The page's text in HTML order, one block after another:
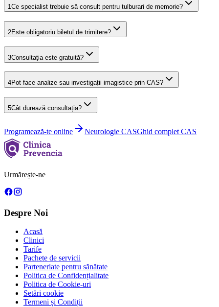
1Ce specialist trebuie să consult pentru tulburari de memorie?
2Este obligatoriu biletul de trimitere?
3Consultația este gratuită?
4Pot face analize sau investigații imagistice prin CAS?
5Cât durează consultația?
Programează-te online Neurologie CASGhid complet CAS
Urmărește-ne
Despre Noi
Acasă
Clinici
Tarife
Pachete de servicii
Parteneriate pentru sănătate
Politica de Confidențialitate
Politica de Cookie-uri
Setări cookie
Termeni și Condiții